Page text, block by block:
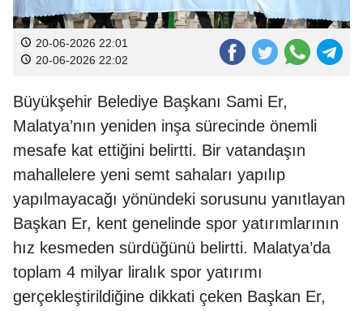
20-06-2026 22:01
20-06-2026 22:02
Büyükşehir Belediye Başkanı Sami Er,
Malatya’nın yeniden inşa sürecinde önemli
mesafe kat ettiğini belirtti. Bir vatandaşın
mahallelere yeni semt sahaları yapılıp
yapılmayacağı yönündeki sorusunu yanıtlayan
Başkan Er, kent genelinde spor yatırımlarının
hız kesmeden sürdüğünü belirtti. Malatya’da
toplam 4 milyar liralık spor yatırımı
gerçekleştirildiğine dikkati çeken Başkan Er,